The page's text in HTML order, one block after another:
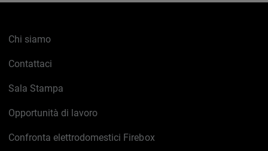
Chi siamo
Contattaci
Sala Stampa
Opportunità di lavoro
Confronta elettrodomestici Firebox